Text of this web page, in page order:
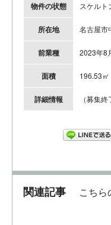
物件の状態 スケルト
所在地 名古屋市
前業種 2023年8
面積 196.53㎡
詳細情報 （募集終
関連記事 こち